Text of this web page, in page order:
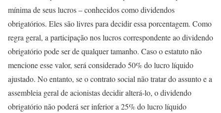
mínima de seus lucros – conhecidos como dividendos
obrigatórios. Eles são livres para decidir essa porcentagem. Como
regra geral, a participação nos lucros correspondente ao dividendo
obrigatório pode ser de qualquer tamanho. Caso o estatuto não
mencione esse valor, será considerado 50% do lucro líquido
ajustado. No entanto, se o contrato social não tratar do assunto e a
assembleia geral de acionistas decidir alterá-lo, o dividendo
obrigatório não poderá ser inferior a 25% do lucro líquido